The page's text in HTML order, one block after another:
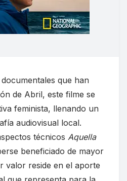
que han
de Abril, este filme se
feminista, llenando un
audiovisual local.
técnicos Aquella
beneficiado de mayor
valor reside en el aporte